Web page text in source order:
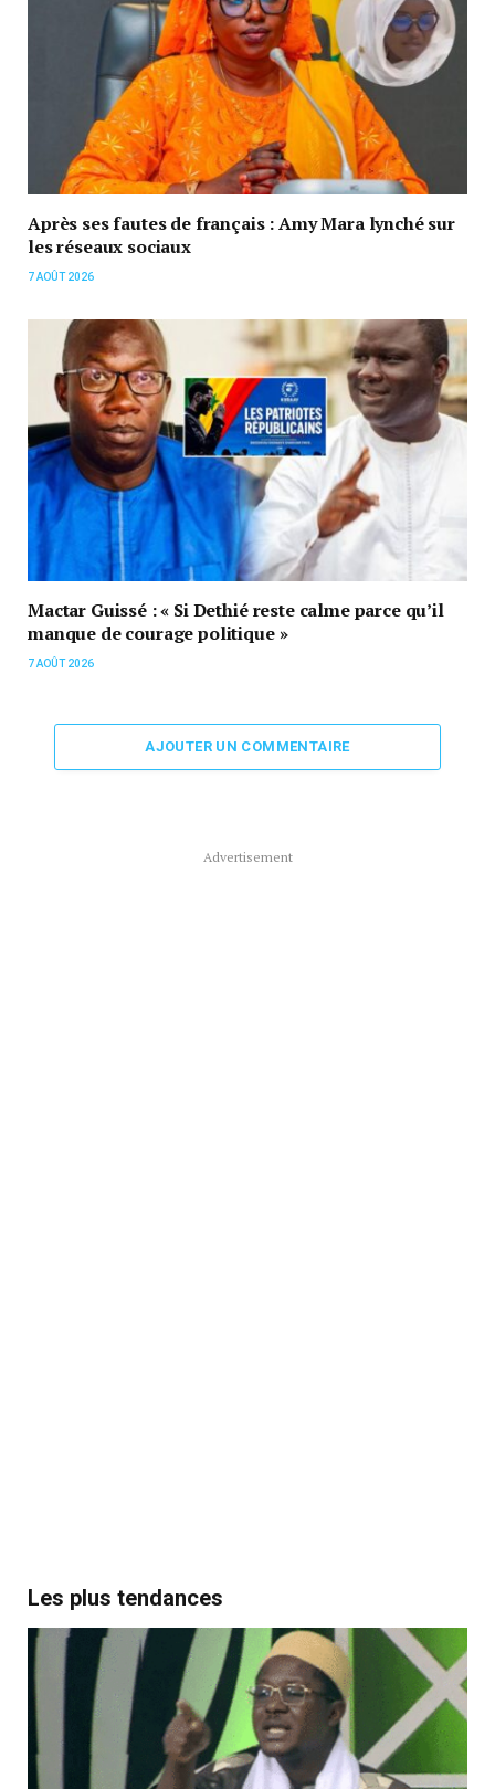
Après ses fautes de français : Amy Mara lynché sur
les réseaux sociaux
7 AOÛT 2026
Mactar Guissé : « Si Dethié reste calme parce qu’il
manque de courage politique »
7 AOÛT 2026
AJOUTER UN COMMENTAIRE
Advertisement
Les plus tendances